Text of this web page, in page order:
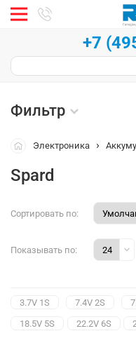
+7
Фильтр
Электроника
Spard
Сортировать по:
Показывать по:
3.7V 1S 7.4V 2S
18.5V 5S
22.2V 6S